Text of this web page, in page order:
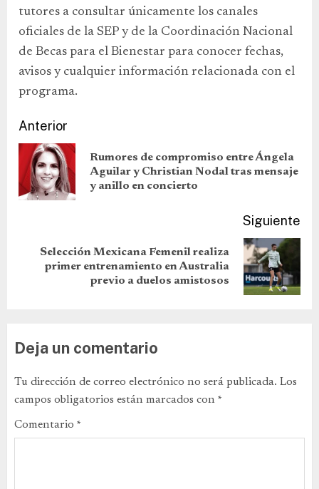
tutores a consultar únicamente los canales
oficiales de la SEP y de la Coordinación Nacional
de Becas para el Bienestar para conocer fechas,
avisos y cualquier información relacionada con el
programa.
Anterior
Rumores de compromiso entre Ángela
Aguilar y Christian Nodal tras mensaje
y anillo en concierto
Siguiente
Selección Mexicana Femenil realiza
primer entrenamiento en Australia
previo a duelos amistosos
Deja un comentario
Tu dirección de correo electrónico no será publicada. Los
campos obligatorios están marcados con *
Comentario *